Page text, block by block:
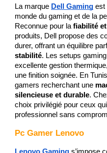
La marque Dell Gaming est
monde du gaming et de la
Reconnue pour la fiabilité
produits, Dell propose des
durer, offrant un équilibre
stabilité. Les setups
excellente gestion
une finition soignée. En
gamers recherchant une
silencieuse et durable.
choix privilégié pour ceux
professionnel sans
Pc Gamer Lenovo